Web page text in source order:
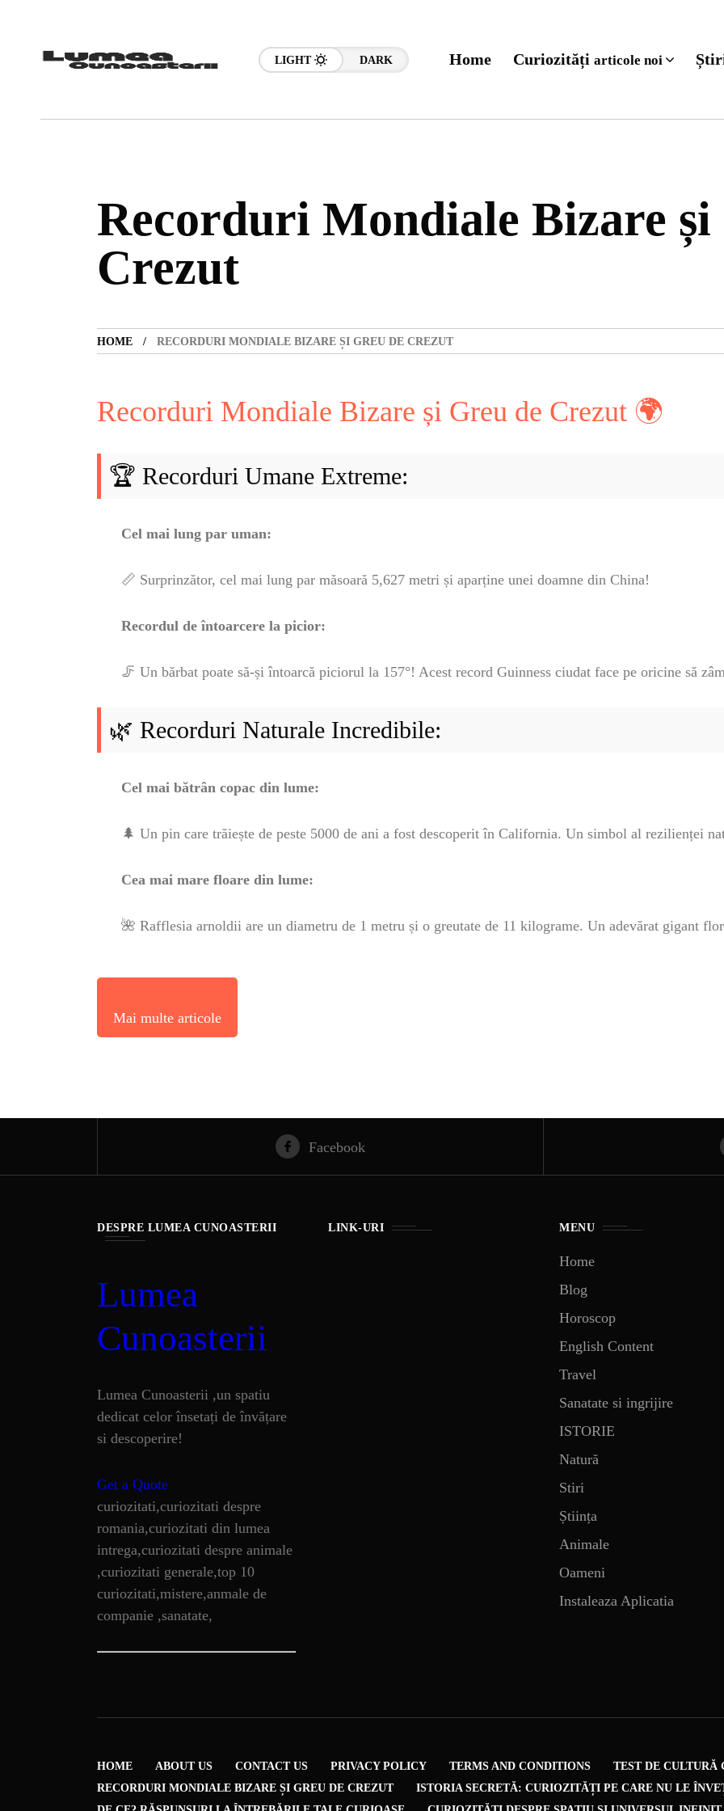
LIGHT DARK Home Curiozități articole noi
Recorduri Mondiale Bizare și
Crezut
HOME RECORDURI MONDIALE BIZARE ȘI GREU DE CREZUT
Recorduri Mondiale Bizare și Greu de Crezut 🌍
🏆 Recorduri Umane Extreme:
Cel mai lung par uman:
📏 Surprinzător, cel mai lung par măsoară 5,627 metri și aparține unei doamne din China!
Recordul de întoarcere la picior:
🦵 Un bărbat poate să-și întoarcă piciorul la 157°! Acest record Guinness ciudat face pe oricine să
🌿 Recorduri Naturale Incredibile:
Cel mai bătrân copac din lume:
🌲 Un pin care trăiește de peste 5000 de ani a fost descoperit în California. Un simbol al rezilienței
Cea mai mare floare din lume:
🌺 Rafflesia arnoldii are un diametru de 1 metru și o greutate de 11 kilograme. Un adevărat gigant
Mai multe articole
Facebook
DESPRE LUMEA CUNOASTERII
Lumea
Cunoasterii
Lumea Cunoasterii ,un spatiu
dedicat celor însetați de învățare
si descoperire!
Get a Quote
curiozitati,curiozitati despre
romania,curiozitati din lumea
intrega,curiozitati despre animale
,curiozitati generale,top 10
curiozitati,mistere,anmale de
companie ,sanatate,
LINK-URI MENU
Home
Blog
Horoscop
English Content
Travel
Sanatate si ingrijire
ISTORIE
Natură
Stiri
Știința
Animale
Oameni
Instaleaza Aplicatia
HOME ABOUT US CONTACT US PRIVACY POLICY TERMS AND CONDITIONS
TEST DE CULTURĂ
RECORDURI MONDIALE BIZARE ȘI GREU DE CREZUT
ISTORIA SECRETĂ: CURIOZITĂȚI PE CARE NU LE
HOME
BLOG
HOROSCOP
ENGLISH
CONTENT
TRAVEL
SANATATE SI
INGRIJIRE
ISTORIE
NATURĂ
STIRI
ȘTIINȚA
ANIMALE
INSTALEAZA
APLICATIA
Ai